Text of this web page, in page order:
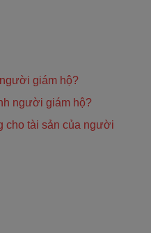
giám hộ?
người giám hộ?
cho tài sản của người